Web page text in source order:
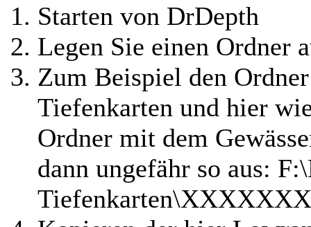
Starten von DrDepth
Legen Sie einen Ordner
Zum Beispiel den
Tiefenkarten und hier
Ordner mit dem
dann ungefähr so aus: